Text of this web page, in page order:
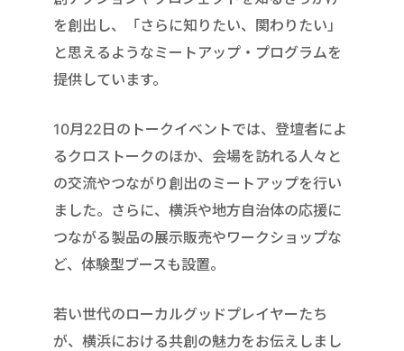
を創出し、「さらに知りたい、関わりたい」
と思えるようなミートアップ・プログラムを
提供しています。
10月22日のトークイベントでは、登壇者によ
るクロストークのほか、会場を訪れる人々と
の交流やつながり創出のミートアップを行い
ました。さらに、横浜や地方自治体の応援に
つながる製品の展示販売やワークショップな
ど、体験型ブースも設置。
若い世代のローカルグッドプレイヤーたち
が、横浜における共創の魅力をお伝えしまし